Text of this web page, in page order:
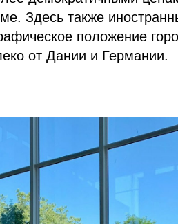
Здесь также
положение
от Дании и Германии.